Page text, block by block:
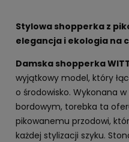
Stylowa shopperka z
elegancja i ekologia na
Damska shopperka
wyjątkowy model, który
o środowisko. Wykonana w
bordowym, torebka ta
pikowanemu przodowi,
każdej stylizacji szyku.